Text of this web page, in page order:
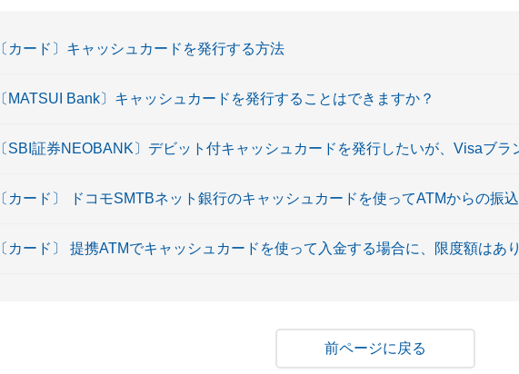
〔カード〕キャッシュカードを発行する方法
〔MATSUI Bank〕キャッシュカードを発行することはできますか？
〔SBI証券NEOBANK〕デビット付キャッシュカードを発行したいが、Visaブラ
〔カード〕 ドコモSMTBネット銀行のキャッシュカードを使ってATMからの振
〔カード〕 提携ATMでキャッシュカードを使って入金する場合に、限度額はあ
戻る